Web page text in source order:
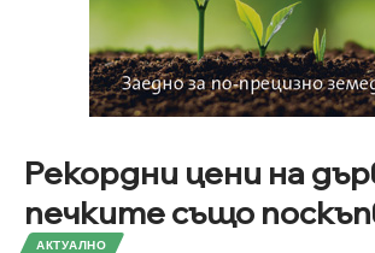
Рекордни цени на
печките също
АКТУАЛНО